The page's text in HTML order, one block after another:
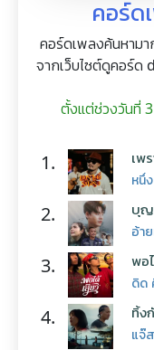
คอร์ด
คอร์ดเพลงค้นหาม
จากเว็บไซต์ดูคอร์
ตั้งแต่ช่วงวันที่
1. เพ
หนึ่
2. บุญ
อ้า
3. พอ
ดิด
4. ทิ้ง
แจ๊